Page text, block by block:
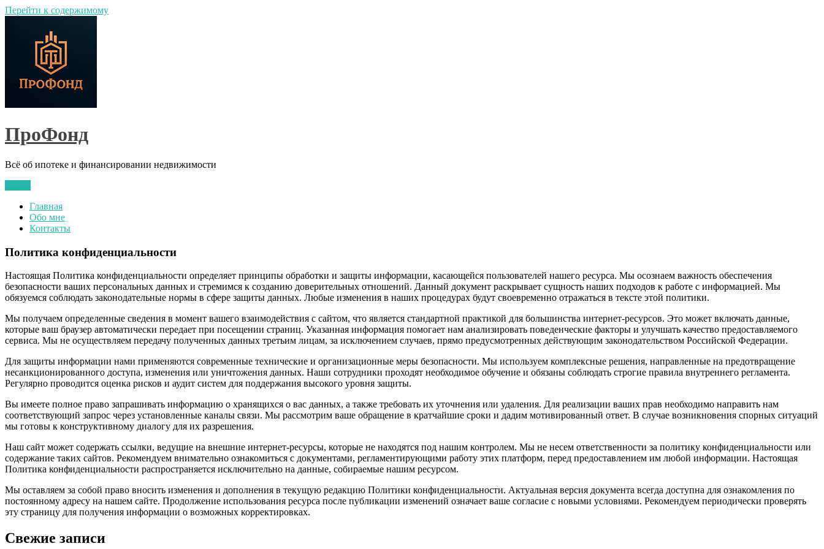
Перейти к содержимому
ПроФонд
Всё об ипотеке и финансировании недвижимости
Главная
Обо мне
Контакты
Политика конфиденциальности
Настоящая Политика конфиденциальности определяет принципы обработки и защиты информации, касающейся пользователей нашего ресурса. Мы осознаем важность обеспечения
безопасности ваших персональных данных и стремимся к созданию доверительных отношений. Данный документ раскрывает сущность наших подходов к работе с информацией. Мы
обязуемся соблюдать законодательные нормы в сфере защиты данных. Любые изменения в наших процедурах будут своевременно отражаться в тексте этой политики.
Мы получаем определенные сведения в момент вашего взаимодействия с сайтом, что является стандартной практикой для большинства интернет-ресурсов. Это может включать данные,
которые ваш браузер автоматически передает при посещении страниц. Указанная информация помогает нам анализировать поведенческие факторы и улучшать качество предоставляемого
сервиса. Мы не осуществляем передачу полученных данных третьим лицам, за исключением случаев, прямо предусмотренных действующим законодательством Российской Федерации.
Для защиты информации нами применяются современные технические и организационные меры безопасности. Мы используем комплексные решения, направленные на предотвращение
несанкционированного доступа, изменения или уничтожения данных. Наши сотрудники проходят необходимое обучение и обязаны соблюдать строгие правила внутреннего регламента.
Регулярно проводится оценка рисков и аудит систем для поддержания высокого уровня защиты.
Вы имеете полное право запрашивать информацию о хранящихся о вас данных, а также требовать их уточнения или удаления. Для реализации ваших прав необходимо направить нам
соответствующий запрос через установленные каналы связи. Мы рассмотрим ваше обращение в кратчайшие сроки и дадим мотивированный ответ. В случае возникновения спорных ситуаций
мы готовы к конструктивному диалогу для их разрешения.
Наш сайт может содержать ссылки, ведущие на внешние интернет-ресурсы, которые не находятся под нашим контролем. Мы не несем ответственности за политику конфиденциальности или
содержание таких сайтов. Рекомендуем внимательно ознакомиться с документами, регламентирующими работу этих платформ, перед предоставлением им любой информации. Настоящая
Политика конфиденциальности распространяется исключительно на данные, собираемые нашим ресурсом.
Мы оставляем за собой право вносить изменения и дополнения в текущую редакцию Политики конфиденциальности. Актуальная версия документа всегда доступна для ознакомления по
постоянному адресу на нашем сайте. Продолжение использования ресурса после публикации изменений означает ваше согласие с новыми условиями. Рекомендуем периодически проверять
эту страницу для получения информации о возможных корректировках.
Свежие записи